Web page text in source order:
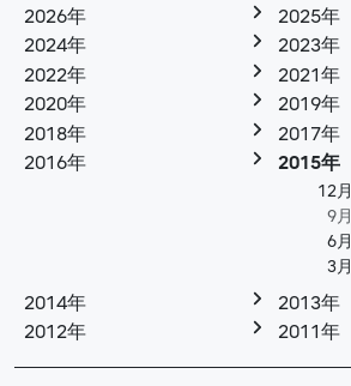
2026年
2025年
2024年
2023年
2022年
2021年
2020年
2019年
2018年
2017年
2016年
2015年
12月
9月
6月
3月
2014年
2013年
2012年
2011年